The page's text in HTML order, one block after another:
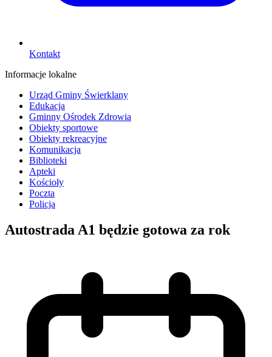
Kontakt
Informacje lokalne
Urząd Gminy Świerklany
Edukacja
Gminny Ośrodek Zdrowia
Obiekty sportowe
Obiekty rekreacyjne
Komunikacja
Biblioteki
Apteki
Kościoły
Poczta
Policja
Autostrada A1 będzie gotowa za rok